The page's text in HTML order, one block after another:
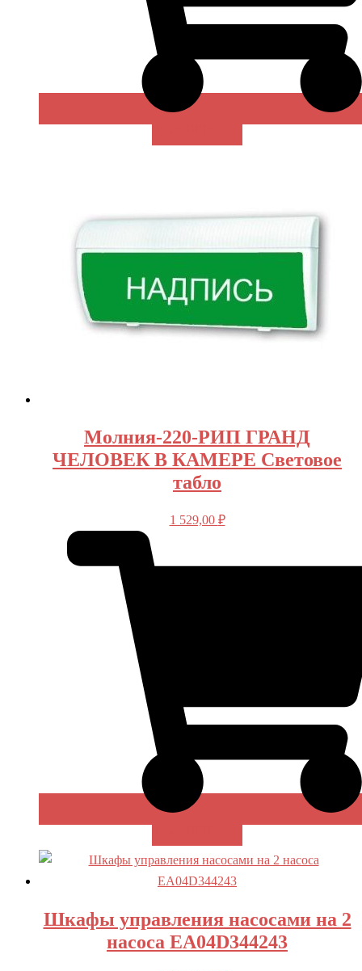
Молния-220-РИП ГРАНД
ЧЕЛОВЕК В КАМЕРЕ Световое
табло
1 529,00 ₽
Шкафы управления насосами на 2
насоса EA04D344243